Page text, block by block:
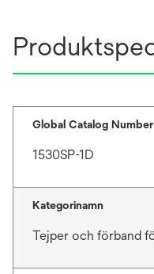
Global Catalog Number
1530SP-1D
Kategorinamn
Tejper och förband